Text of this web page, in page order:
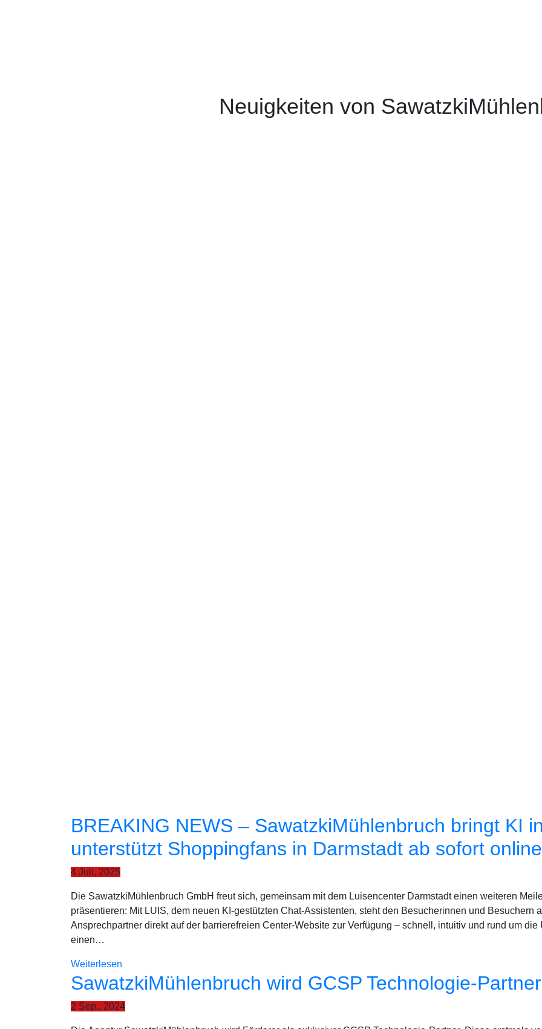
Neuigkeiten von
BREAKING NEWS – SawatzkiMühlenbruch bringt KI
unterstützt Shoppingfans in Darmstadt ab sofort online
4 Juli, 2025
Die SawatzkiMühlenbruch GmbH freut sich, gemeinsam mit dem Luisencenter Darmstadt einen weiteren
präsentieren: Mit LUIS, dem neuen KI-gestützten Chat-Assistenten, steht den Besucherinnen und Besuchern
Ansprechpartner direkt auf der barrierefreien Center-Website zur Verfügung – schnell, intuitiv und rund um
einen…
Weiterlesen
SawatzkiMühlenbruch wird GCSP Technologie-Partner
2 Sep., 2024